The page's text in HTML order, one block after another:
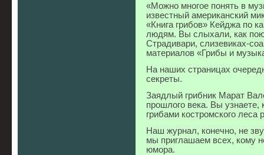
«Можно многое понять в
известный американский
«Книга грибов» Кейджа по
людям. Вы слыхали, как
Страдивари, слизевиках-
материалов «Грибы и
На наших страницах
секреты.
Заядлый грибник Марат
прошлого века. Вы узнаете,
грибами костромского леса
Наш журнал, конечно, не
мы приглашаем всех, кому
юмора.